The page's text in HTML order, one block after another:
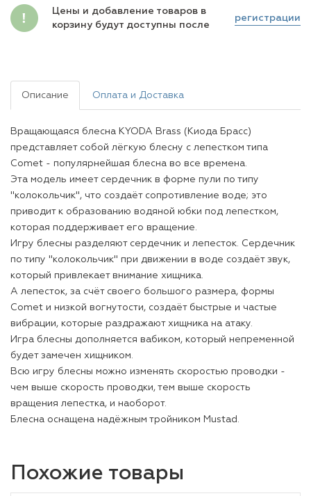
Цены и добавление товаров в
корзину будут доступны после
регистрации
Описание Оплата и Доставка
Вращающаяся блесна KYODA Brass (Киода Брасс)
представляет собой лёгкую блесну с лепестком типа
Comet - популярнейшая блесна во все времена.
Эта модель имеет сердечник в форме пули по типу
"колокольчик", что создаёт сопротивление воде; это
приводит к образованию водяной юбки под лепестком,
которая поддерживает его вращение.
Игру блесны разделяют сердечник и лепесток. Сердечник
по типу "колокольчик" при движении в воде создаёт звук,
который привлекает внимание хищника.
А лепесток, за счёт своего большого размера, формы
Comet и низкой вогнутости, создаёт быстрые и частые
вибрации, которые раздражают хищника на атаку.
Игра блесны дополняется вабиком, который непременной
будет замечен хищником.
Всю игру блесны можно изменять скоростью проводки -
чем выше скорость проводки, тем выше скорость
вращения лепестка, и наоборот.
Блесна оснащена надёжным тройником Mustad.
Похожие товары